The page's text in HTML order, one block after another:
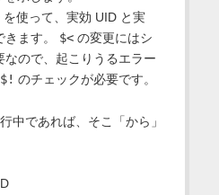
を使って、実効 UID と実
ます。 $<の変更にはシ
なので、起こりうるエラー
$! のチェックが必要です。
中であれば、そこ「から」